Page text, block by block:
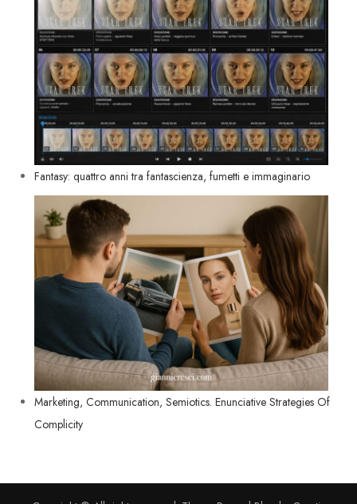
Fantasy: quattro anni tra fantascienza, fumetti e immaginario
Marketing, Communication, Semiotics. Enunciative Strategies Of
Complicity